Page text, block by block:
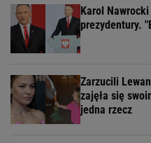
Karol
prezydentury.
Zarzucili
zajęła się
jedna rzecz